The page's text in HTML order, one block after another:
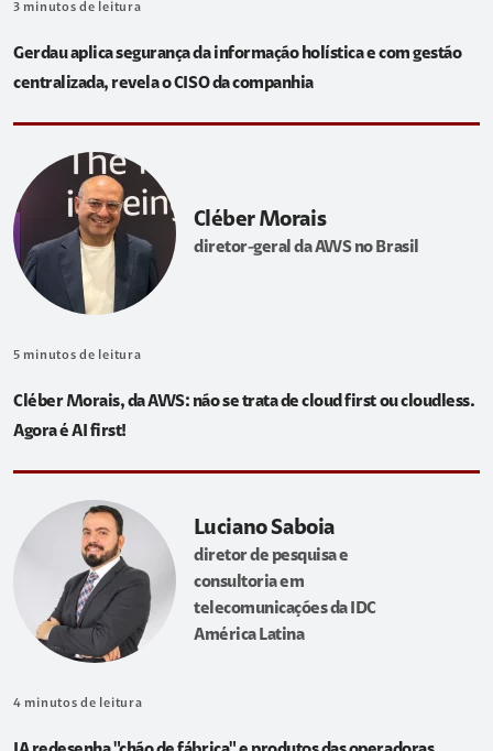
3 minutos de leitura
Gerdau aplica segurança da informação holística e com gestão
centralizada, revela o CISO da companhia
Cléber Morais
diretor-geral da AWS no Brasil
5 minutos de leitura
Cléber Morais, da AWS: não se trata de cloud first ou cloudless.
Agora é AI first!
Luciano Saboia
diretor de pesquisa e
consultoria em
telecomunicações da IDC
América Latina
4 minutos de leitura